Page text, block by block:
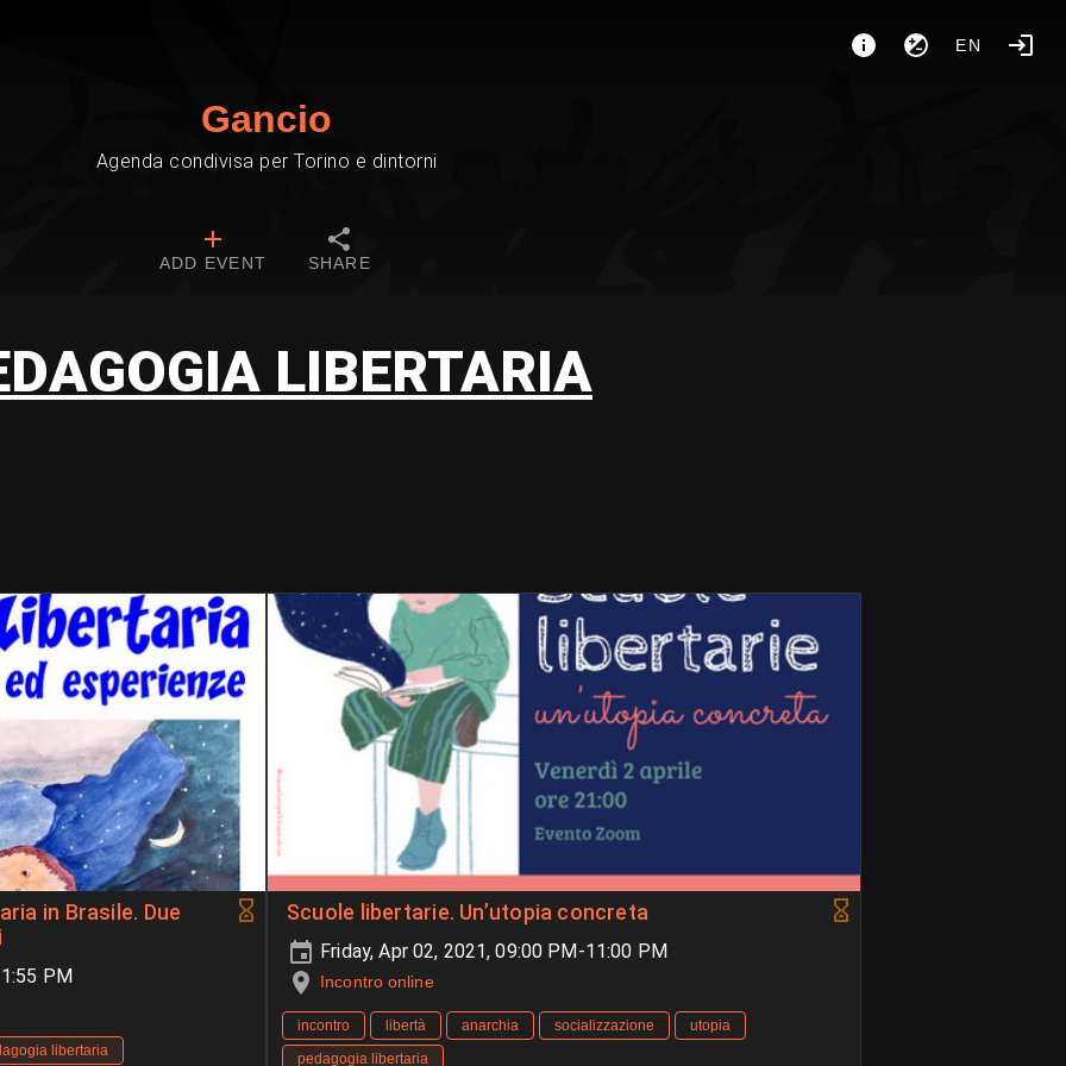
EN
Gancio
Agenda condivisa per Torino e dintorni
ADD EVENT SHARE
LIBERTARIA
in Brasile. Due
PM
libertaria
Scuole libertarie. Un’utopia concreta
Friday, Apr 02, 2021, 09:00 PM-11:00 PM
Incontro online
incontro libertà anarchia socializzazione
utopia
pedagogia libertaria